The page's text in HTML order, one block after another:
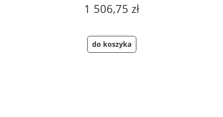
1 506,75 zł
do koszyka